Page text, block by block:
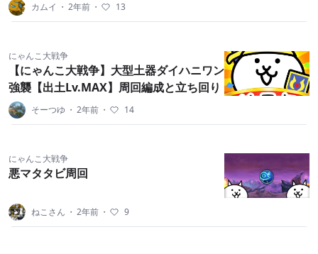
カムイ ・ 2年前 ・ 13
にゃんこ大戦争
【にゃんこ大戦争】大型土器ダイハニワン
強襲【出土Lv.MAX】周回編成と立ち回り
そーつゆ ・ 2年前 ・ 14
にゃんこ大戦争
悪マタタビ周回
ねこさん ・ 2年前 ・ 9